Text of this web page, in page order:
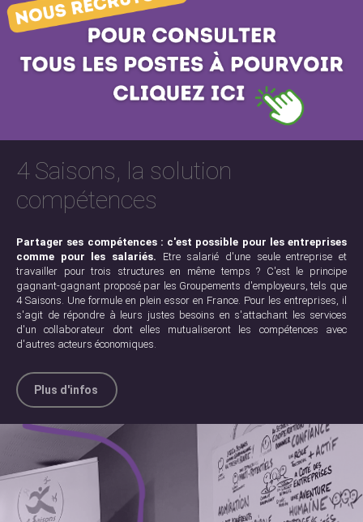
4 Saisons, la solution
compétences
Partager ses compétences : c'est possible pour les entreprises
comme pour les salariés. Etre salarié d'une seule entreprise et
travailler pour trois structures en même temps ? C'est le principe
gagnant-gagnant proposé par les Groupements d'employeurs, tels que
4 Saisons. Une formule en plein essor en France. Pour les entreprises, il
s'agit de répondre à leurs justes besoins en s'attachant les services
d'un collaborateur dont elles mutualiseront les compétences avec
d'autres acteurs économiques.
Plus d'infos